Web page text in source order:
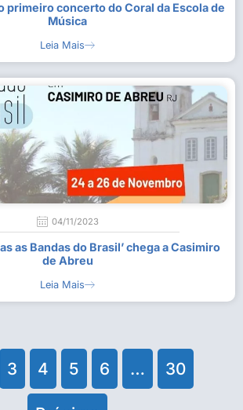
primeiro concerto do Coral da Escola de
Música
Leia Mais
04/11/2023
as Bandas do Brasil’ chega a Casimiro
de Abreu
Leia Mais
3 4 5 6 … 30